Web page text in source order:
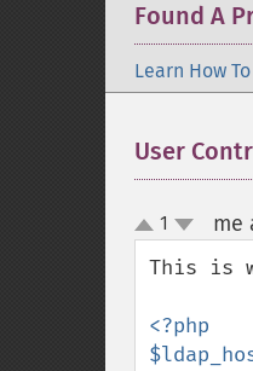
Found A
Learn How
User
up
down
1 me
This is
<?php